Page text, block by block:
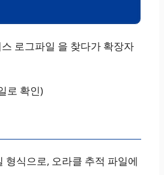
로그파일 을 찾다가 확장자
로 확인)
형식으로, 오라클 추적 파일에